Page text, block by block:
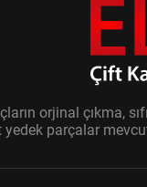
orjinal çıkma,
parçalar